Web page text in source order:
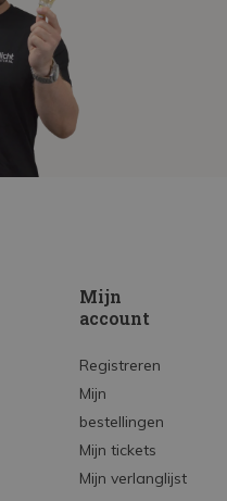
Mijn
account
Registreren
Mijn
bestellingen
Mijn tickets
Mijn verlanglijst